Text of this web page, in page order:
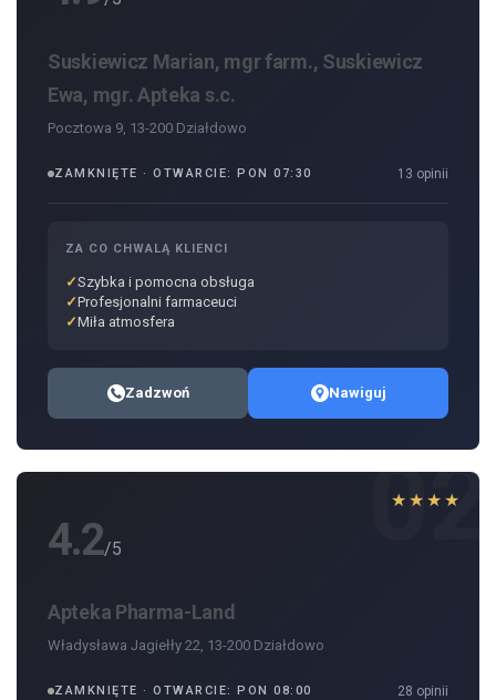
Suskiewicz Marian, mgr farm., Suskiewicz
Ewa, mgr. Apteka s.c.
Pocztowa 9, 13-200 Działdowo
ZAMKNIĘTE · OTWARCIE: PON 07:30 13 opinii
ZA CO CHWALĄ KLIENCI
Szybka i pomocna obsługa
Profesjonalni farmaceuci
Miła atmosfera
Zadzwoń Nawiguj
02
★★★★
4.2/5
Apteka Pharma-Land
Władysława Jagiełły 22, 13-200 Działdowo
ZAMKNIĘTE · OTWARCIE: PON 08:00 28 opinii